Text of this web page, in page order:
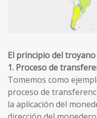
El principio del
1. Proceso de
Tomemos como
proceso de
la aplicación del